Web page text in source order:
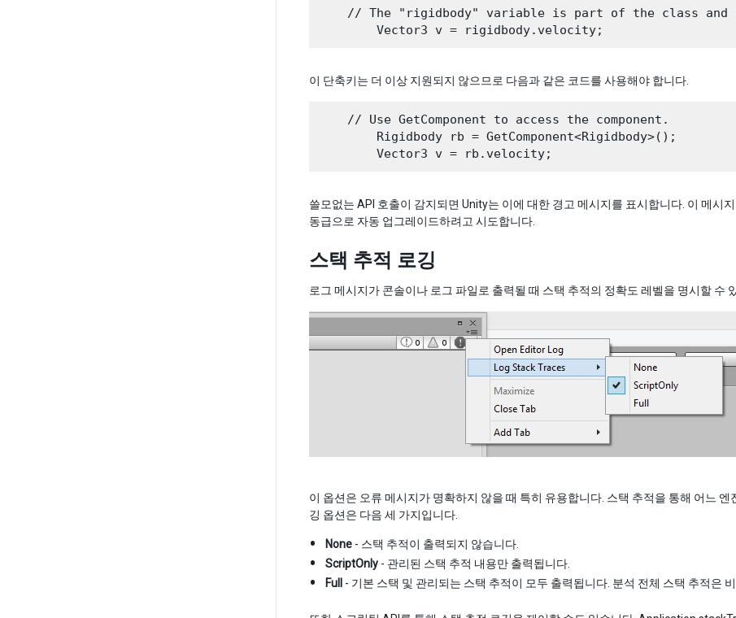
// The "rigidbody" variable is part of the class and
이 단축키는 더 이상 지원되지 않으므로 다음과 같은 코드를 사용해야 합니다.
    // Use GetComponent to access the component.
        Rigidbody rb = GetComponent<Rigidbody>();
쓸모없는 API 호출이 감지되면 Unity는 이에 대한 경고 메시지를 표시합니다. 이 메시
동급으로 자동 업그레이드하려고 시도합니다.
스택 추적 로깅
로그 메시지가 콘솔이나 로그 파일로 출력될 때 스택 추적의 정확도 레벨을 명시할 수
이 옵션은 오류 메시지가 명확하지 않을 때 특히 유용합니다. 스택 추적을 통해 어느
깅 옵션은 다음 세 가지입니다.
None - 스택 추적이 출력되지 않습니다.
ScriptOnly - 관리된 스택 추적 내용만 출력됩니다.
Full
- 기본 스택 및 관리되는 스택 추적이 모두 출력됩니다. 분석 전체 스택 추적은